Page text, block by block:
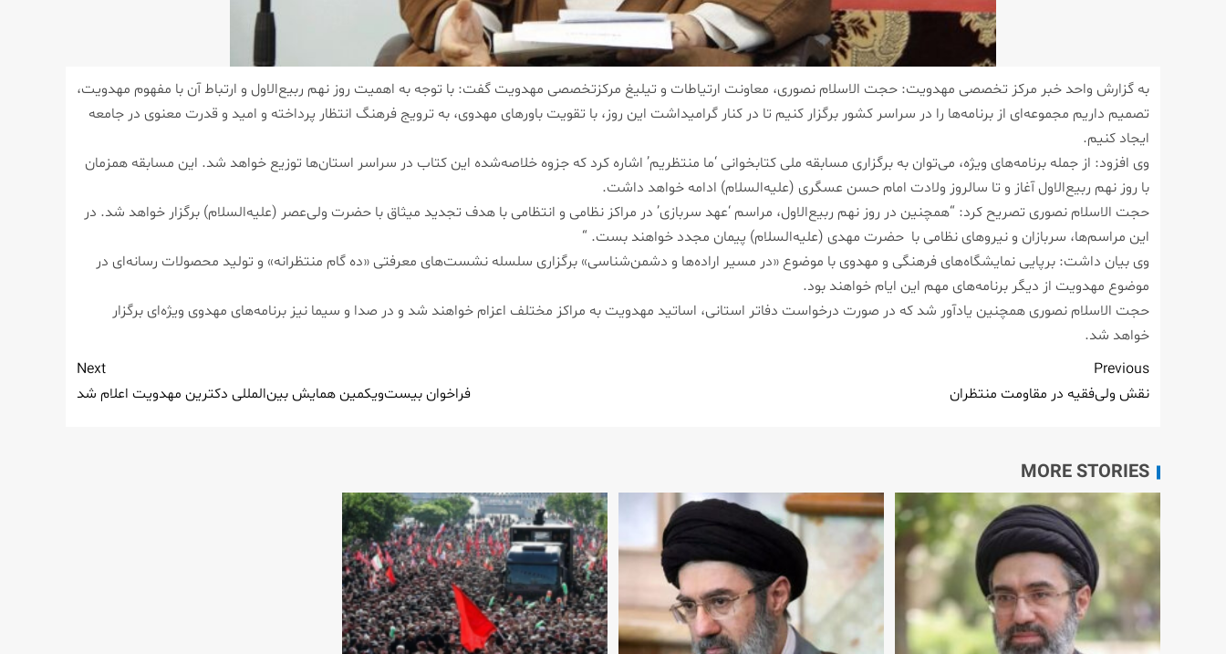
به گزارش واحد خبر مرکز تخصصی مهدویت: حجت الاسلام نصوری، معاونت ارتیاطات و تیلیغ مرکزتخصصی مهدویت گفت: با توجه به اهمیت روز نهم ربیع‌الاول و ارتباط آن با مفهوم مهدویت،
تصمیم داریم مجموعه‌ای از برنامه‌ها را در سراسر کشور برگزار کنیم تا در کنار گرامیداشت این روز، با تقویت باورهای مهدوی، به ترویج فرهنگ انتظار پرداخته و امید و قدرت معنوی در جامعه
ایجاد کنیم.
وی افزود: از جمله برنامه‌های ویژه، می‌توان به برگزاری مسابقه ملی کتابخوانی ‘ما منتظریم’ اشاره کرد که جزوه خلاصه‌شده این کتاب در سراسر استان‌ها توزیع خواهد شد. این مسابقه همزمان
با روز نهم ربیع‌الاول آغاز و تا سالروز ولادت امام حسن عسگری (علیه‌السلام) ادامه خواهد داشت.
حجت الاسلام نصوری تصریح کرد: “همچنین در روز نهم ربیع‌الاول، مراسم ‘عهد سربازی’ در مراکز نظامی و انتظامی با هدف تجدید میثاق با حضرت ولی‌عصر (علیه‌السلام) برگزار خواهد شد. در
این مراسم‌ها، سربازان و نیروهای نظامی با حضرت مهدی (علیه‌السلام) پیمان مجدد خواهند بست. “
وی بیان داشت: برپایی نمایشگاه‌های فرهنگی و مهدوی با موضوع «در مسیر اراده‌ها و دشمن‌شناسی» برگزاری سلسله نشست‌های معرفتی «ده گام منتظرانه» و تولید محصولات رسانه‌ای در
موضوع مهدویت از دیگر برنامه‌های مهم این ایام خواهند بود.
حجت الاسلام نصوری همچنین یادآور شد که در صورت درخواست دفاتر استانی، اساتید مهدویت به مراکز مختلف اعزام خواهند شد و در صدا و سیما نیز برنامه‌های مهدوی ویژه‌ای برگزار
خواهد شد.
Previous
نقش ولی‌فقیه در مقاومت منتظران
Next
فراخوان بیست‌ویکمین همایش بین‌المللی دکترین مهدویت اعلام شد
MORE STORIES